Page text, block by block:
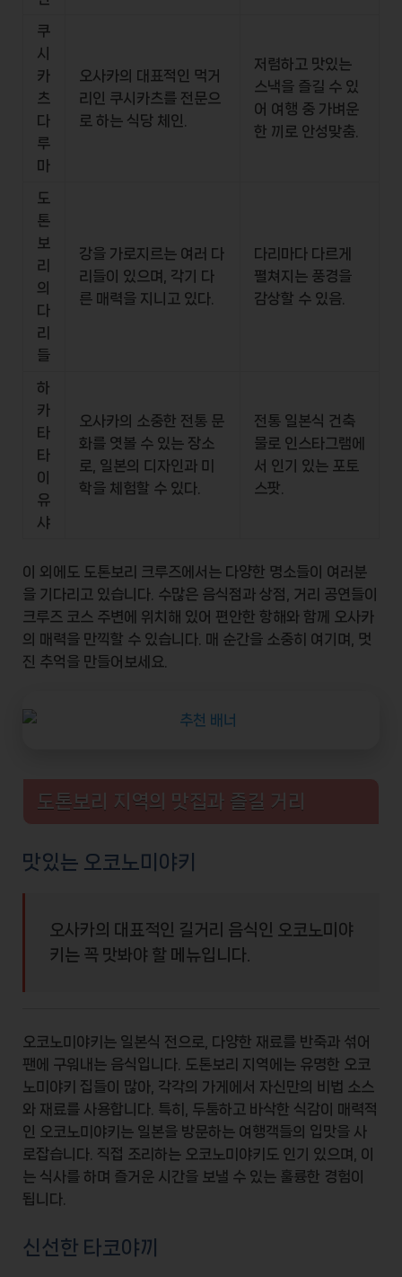
쿠
시
카
츠
다
루
마
오사카의 대표적인 먹거
리인 쿠시카츠를 전문으
로 하는 식당 체인.
저렴하고 맛있는
스낵을 즐길 수 있
어 여행 중 가벼운
한 끼로 안성맞춤.
도
톤
보
리
의
다
리
들
강을 가로지르는 여러 다
리들이 있으며, 각기 다
른 매력을 지니고 있다.
다리마다 다르게
펼쳐지는 풍경을
감상할 수 있음.
하
카
타
타
이
유
샤
오사카의 소중한 전통 문
화를 엿볼 수 있는 장소
로, 일본의 디자인과 미
학을 체험할 수 있다.
전통 일본식 건축
물로 인스타그램에
서 인기 있는 포토
스팟.
이 외에도 도톤보리 크루즈에서는 다양한 명소들이 여러분
을 기다리고 있습니다. 수많은 음식점과 상점, 거리 공연들이
크루즈 코스 주변에 위치해 있어 편안한 항해와 함께 오사카
의 매력을 만끽할 수 있습니다. 매 순간을 소중히 여기며, 멋
진 추억을 만들어보세요.
도톤보리 지역의 맛집과 즐길 거리
맛있는 오코노미야키
오사카의 대표적인 길거리 음식인 오코노미야
키는 꼭 맛봐야 할 메뉴입니다.
오코노미야키는 일본식 전 으로, 다양한 재료를 반죽과 섞어
팬에 구워내는 음식입니다. 도톤보리 지역에는 유명한 오코
노미야키 집들이 많아, 각각의 가게에서 자신만의 비법 소스
와 재료를 사용합니다. 특히, 두툼하고 바삭한 식감이 매력적
인 오코노미야키는 일본을 방문하는 여행객들의 입맛을 사
로잡습니다. 직접 조리하는 오코노미야키도 인기 있으며, 이
는 식사를 하며 즐거운 시간을 보낼 수 있는 훌륭한 경험이
됩니다.
신선한 타코야끼